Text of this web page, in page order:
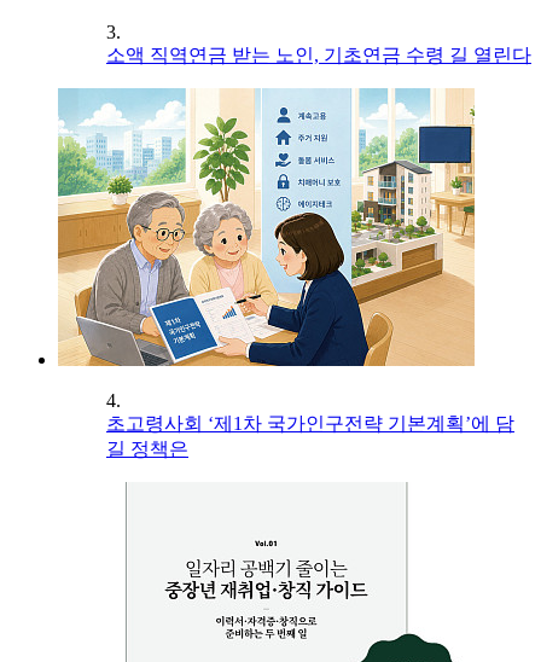
3.
소액 직역연금 받는 노인, 기초연금 수령 길 열린다
4.
초고령사회 ‘제1차 국가인구전략 기본계획’에 담
길 정책은